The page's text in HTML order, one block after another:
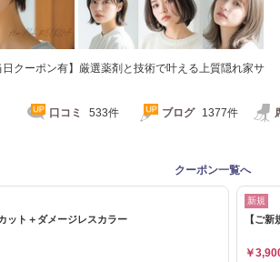
クーポン有】厳選薬剤と技術で叶える上質隠れ家サ
口コミ 533件 ブログ 1377件
クーポン一覧へ
ット＋ダメージレスカラー
新規
【ご
￥